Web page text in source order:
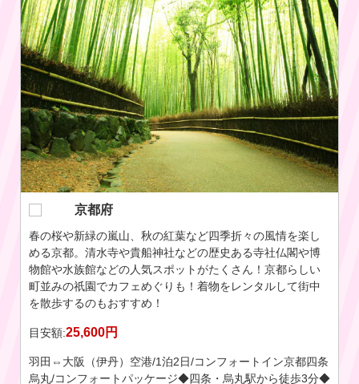
東京都
日本最大の都市、東京。数多くの観光スポットがありま
す！若者に人気の渋谷、原宿でショッピングやグルメを楽
しんだり、下町浅草など昔ながらの町並みも楽しめるスポ
ットもあります！
館）/関東をあそぼう！【JALプラン】食事なし（3名1室利
用) /2026年9月7日発